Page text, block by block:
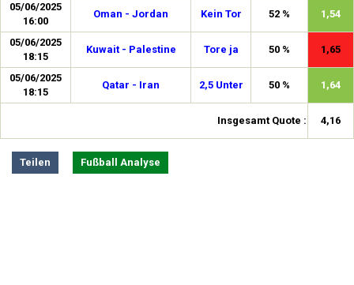
05/06/2025
16:00
Oman - Jordan Kein Tor 52 % 1,54
05/06/2025
18:15
Kuwait - Palestine Tore ja 50 % 1,65
05/06/2025
18:15
Qatar - Iran 2,5 Unter 50 % 1,64
Insgesamt Quote : 4,16
Teilen Fußball Analyse